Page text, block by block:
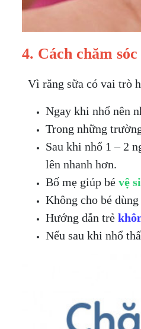
4. Cách chăm
Vì răng sữa có vai trò
Ngay khi nhổ nên
Trong những
Sau khi nhổ 1 – 2
lên nhanh hơn.
Bố mẹ giúp bé vệ
Không cho bé
Hướng dẫn trẻ
Nếu sau khi nhổ